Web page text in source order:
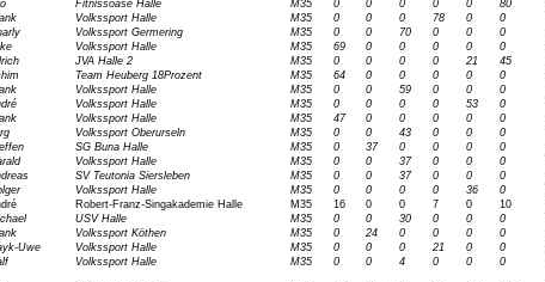
Fitnissoase Halle M35 0 0 0 0 0 80
Volkssport Halle M35 0 0 0 78 0 0
Volkssport Germering M35 0 0 70 0 0 0
Volkssport Halle M35 69 0 0 0 0 0
JVA Halle 2 M35 0 0 0 0 21 45
Team Heuberg 18Prozent M35 64 0 0 0 0 0
Volkssport Halle M35 0 0 59 0 0 0
Volkssport Halle M35 0 0 0 0 53 0
Volkssport Halle M35 47 0 0 0 0 0
Volkssport Oberurseln M35 0 0 43 0 0 0
SG Buna Halle M35 0 37 0 0 0 0
Volkssport Halle M35 0 0 37 0 0 0
SV Teutonia Siersleben M35 0 0 37 0 0 0
Volkssport Halle M35 0 0 0 0 36 0
Robert-Franz-Singakademie Halle M35 16 0 0 7 0 10
USV Halle M35 0 0 30 0 0 0
Volkssport Köthen M35 0 24 0 0 0 0
Uwe Volkssport Halle M35 0 0 0 21 0 0
Volkssport Halle M35 0 0 4 0 0 0